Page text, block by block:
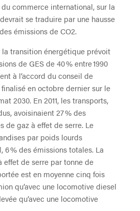
du commerce international, sur la
se traduire par une hausse
émissions de CO2.
la transition énergétique prévoit
de GES de 40 % entre 1990
à l’accord du conseil de
finalisé en octobre dernier sur le
2030. En 2011, les transports,
avoisinaient 27 % des
de gaz à effet de serre. Le
par poids lourds
6 % des émissions totales. La
effet de serre par tonne de
est en moyenne cinq fois
qu’avec une locomotive diesel
qu’avec une locomotive